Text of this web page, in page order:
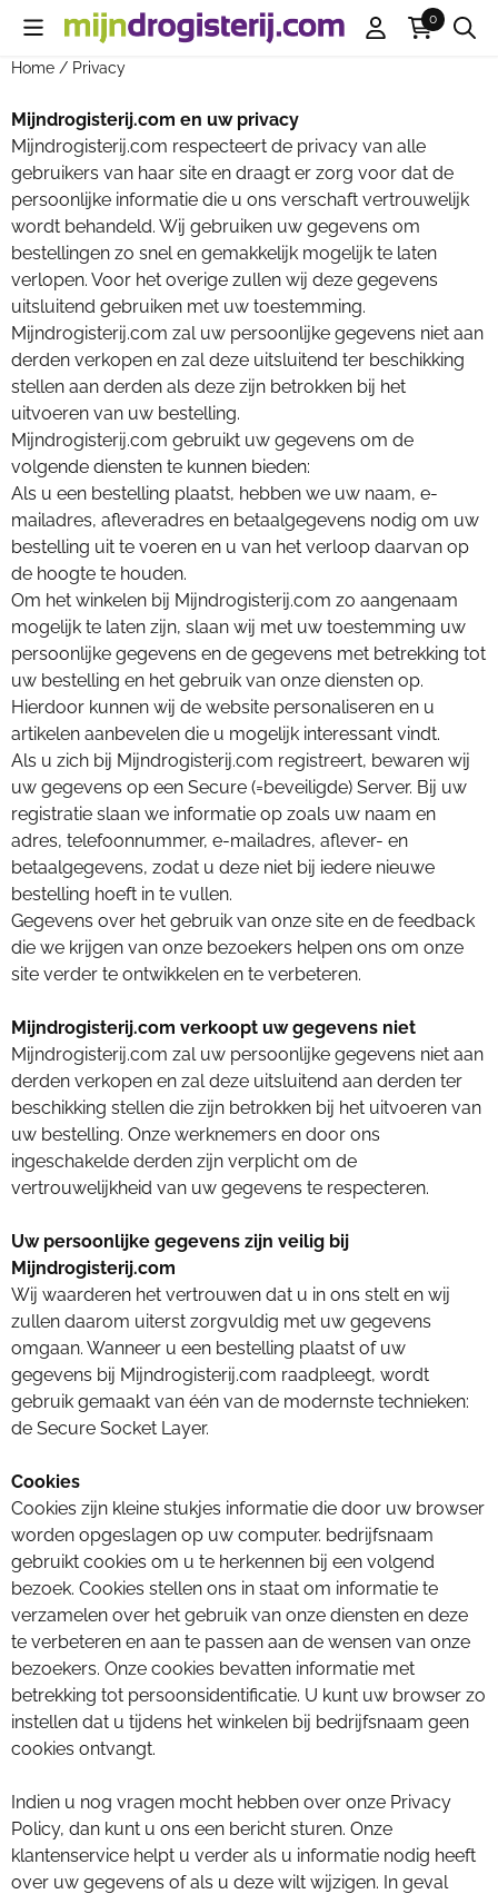
Cookievoorkeuren zijn beschikbaar. Kies instellingen of sta
0
Home / Privacy
Mijndrogisterij.com en uw privacy
Mijndrogisterij.com respecteert de privacy van alle
gebruikers van haar site en draagt er zorg voor dat de
persoonlijke informatie die u ons verschaft vertrouwelijk
wordt behandeld. Wij gebruiken uw gegevens om
bestellingen zo snel en gemakkelijk mogelijk te laten
verlopen. Voor het overige zullen wij deze gegevens
uitsluitend gebruiken met uw toestemming.
Mijndrogisterij.com zal uw persoonlijke gegevens niet aan
derden verkopen en zal deze uitsluitend ter beschikking
stellen aan derden als deze zijn betrokken bij het
uitvoeren van uw bestelling.
Mijndrogisterij.com gebruikt uw gegevens om de
volgende diensten te kunnen bieden:
Als u een bestelling plaatst, hebben we uw naam, e-
mailadres, afleveradres en betaalgegevens nodig om uw
bestelling uit te voeren en u van het verloop daarvan op
de hoogte te houden.
Om het winkelen bij Mijndrogisterij.com zo aangenaam
mogelijk te laten zijn, slaan wij met uw toestemming uw
persoonlijke gegevens en de gegevens met betrekking tot
uw bestelling en het gebruik van onze diensten op.
Hierdoor kunnen wij de website personaliseren en u
artikelen aanbevelen die u mogelijk interessant vindt.
Als u zich bij Mijndrogisterij.com registreert, bewaren wij
uw gegevens op een Secure (=beveiligde) Server. Bij uw
registratie slaan we informatie op zoals uw naam en
adres, telefoonnummer, e-mailadres, aflever- en
betaalgegevens, zodat u deze niet bij iedere nieuwe
bestelling hoeft in te vullen.
Gegevens over het gebruik van onze site en de feedback
die we krijgen van onze bezoekers helpen ons om onze
site verder te ontwikkelen en te verbeteren.
Mijndrogisterij.com verkoopt uw gegevens niet
Mijndrogisterij.com zal uw persoonlijke gegevens niet aan
derden verkopen en zal deze uitsluitend aan derden ter
beschikking stellen die zijn betrokken bij het uitvoeren van
uw bestelling. Onze werknemers en door ons
ingeschakelde derden zijn verplicht om de
vertrouwelijkheid van uw gegevens te respecteren.
Uw persoonlijke gegevens zijn veilig bij
Mijndrogisterij.com
Wij waarderen het vertrouwen dat u in ons stelt en wij
zullen daarom uiterst zorgvuldig met uw gegevens
omgaan. Wanneer u een bestelling plaatst of uw
gegevens bij Mijndrogisterij.com raadpleegt, wordt
gebruik gemaakt van één van de modernste technieken:
de Secure Socket Layer.
Cookies
Cookies zijn kleine stukjes informatie die door uw browser
worden opgeslagen op uw computer. bedrijfsnaam
gebruikt cookies om u te herkennen bij een volgend
bezoek. Cookies stellen ons in staat om informatie te
verzamelen over het gebruik van onze diensten en deze
te verbeteren en aan te passen aan de wensen van onze
bezoekers. Onze cookies bevatten informatie met
betrekking tot persoonsidentificatie. U kunt uw browser zo
instellen dat u tijdens het winkelen bij bedrijfsnaam geen
cookies ontvangt.
Indien u nog vragen mocht hebben over onze Privacy
Policy, dan kunt u ons een bericht sturen. Onze
klantenservice helpt u verder als u informatie nodig heeft
over uw gegevens of als u deze wilt wijzigen. In geval